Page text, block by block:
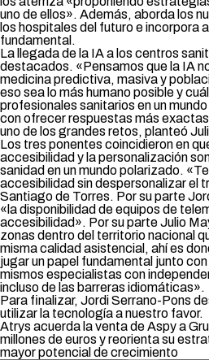
uno de ellos». Además, aborda los
los hospitales del futuro e incorpora
fundamental.
La llegada de la IA a los centros
destacados. «Pensamos que la IA
medicina predictiva, masiva y
eso sea lo más humano posible y
profesionales sanitarios en un
con ofrecer respuestas más
uno de los grandes retos, planteó
Los tres ponentes coincidieron en
accesibilidad y la personalización
sanidad en un mundo polarizado.
accesibilidad sin despersonalizar el
Santiago de Torres. Por su parte
«la disponibilidad de equipos de
accesibilidad». Por su parte Julio
zonas dentro del territorio nacional
misma calidad asistencial, ahí es
jugar un papel fundamental junto
mismos especialistas con
incluso de las barreras idiomáticas».
Para finalizar, Jordi Serrano-Pons
utilizar la tecnología a nuestro favor.
Atrys acuerda la venta de Aspy a
millones de euros y reorienta su
mayor potencial de crecimiento